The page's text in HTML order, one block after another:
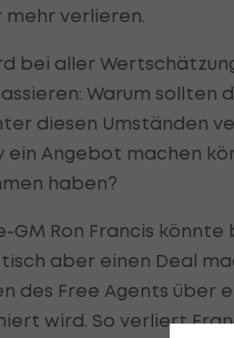
mehr verlieren.
bei aller
Warum sollten
diesen Umständen
ein Angebot machen
haben?
GM Ron Francis
aber einen Deal
des Free Agents über
wird. So verliert